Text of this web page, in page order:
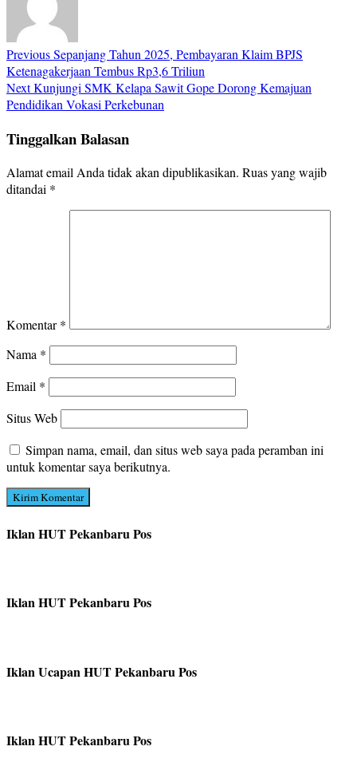
PreviousSepanjang Tahun 2025, Pembayaran Klaim BPJS
Ketenagakerjaan Tembus Rp3,6 Triliun
NextKunjungi SMK Kelapa Sawit Gope Dorong Kemajuan
Pendidikan Vokasi Perkebunan
Tinggalkan Balasan
Alamat email Anda tidak akan dipublikasikan. Ruas yang wajib
ditandai *
Komentar*
Nama *
Email *
Situs Web
Simpan nama, email, dan situs web saya pada peramban ini
untuk komentar saya berikutnya.
Iklan HUT Pekanbaru Pos
Iklan HUT Pekanbaru Pos
Iklan Ucapan HUT Pekanbaru Pos
Iklan HUT Pekanbaru Pos